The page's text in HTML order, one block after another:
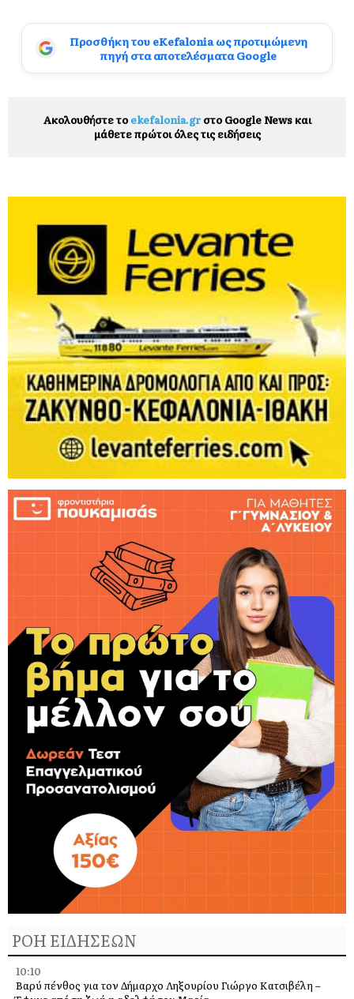
Προσθήκη του eKefalonia ως προτιμώμενη
πηγή στα αποτελέσματα Google
Ακολουθήστε το ekefalonia.grστο Google News και
μάθετε πρώτοι όλες τις ειδήσεις
ΡΟΗ ΕΙΔΗΣΕΩΝ
10:10
Βαρύ πένθος για τον Δήμαρχο Ληξουρίου Γιώργο Κατσιβέλη –